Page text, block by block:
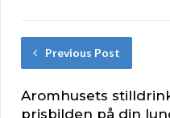
Previous Post
Aromhusets
prisbilden på din